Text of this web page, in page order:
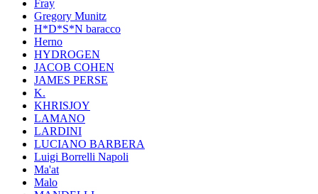
Fray
Gregory Munitz
H*D*S*N baracco
Herno
HYDROGEN
JACOB COHEN
JAMES PERSE
K.
KHRISJOY
LAMANO
LARDINI
LUCIANO BARBERA
Luigi Borrelli Napoli
Ma'at
Malo